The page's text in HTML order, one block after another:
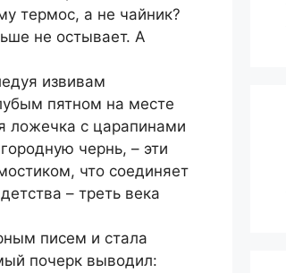
термос, а не чайник?
не остывает. А
извивам
пятном на месте
ложечка с царапинами
чернь, – эти
что соединяет
– треть века
писем и стала
почерк выводил: